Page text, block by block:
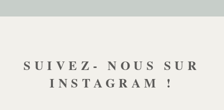
SUIVEZ- NOUS SUR
INSTAGRAM !